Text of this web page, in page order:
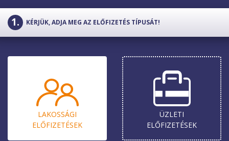
KÉRJÜK, ADJA MEG AZ ELŐFIZETÉS TÍPUSÁT!
LAKOSSÁGI
ELŐ­FIZETÉSEK
ÜZLETI
ELŐ­FIZETÉSEK